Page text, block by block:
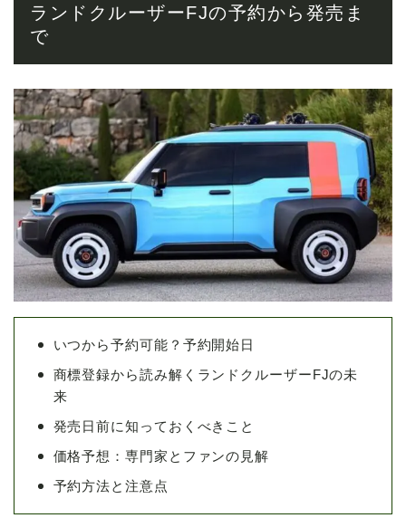
ランドクルーザーFJの予約から発売ま
で
いつから予約可能？予約開始日
商標登録から読み解くランドクルーザーFJの未
来
発売日前に知っておくべきこと
価格予想：専門家とファンの見解
予約方法と注意点